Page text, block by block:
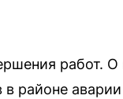
работ.
районе